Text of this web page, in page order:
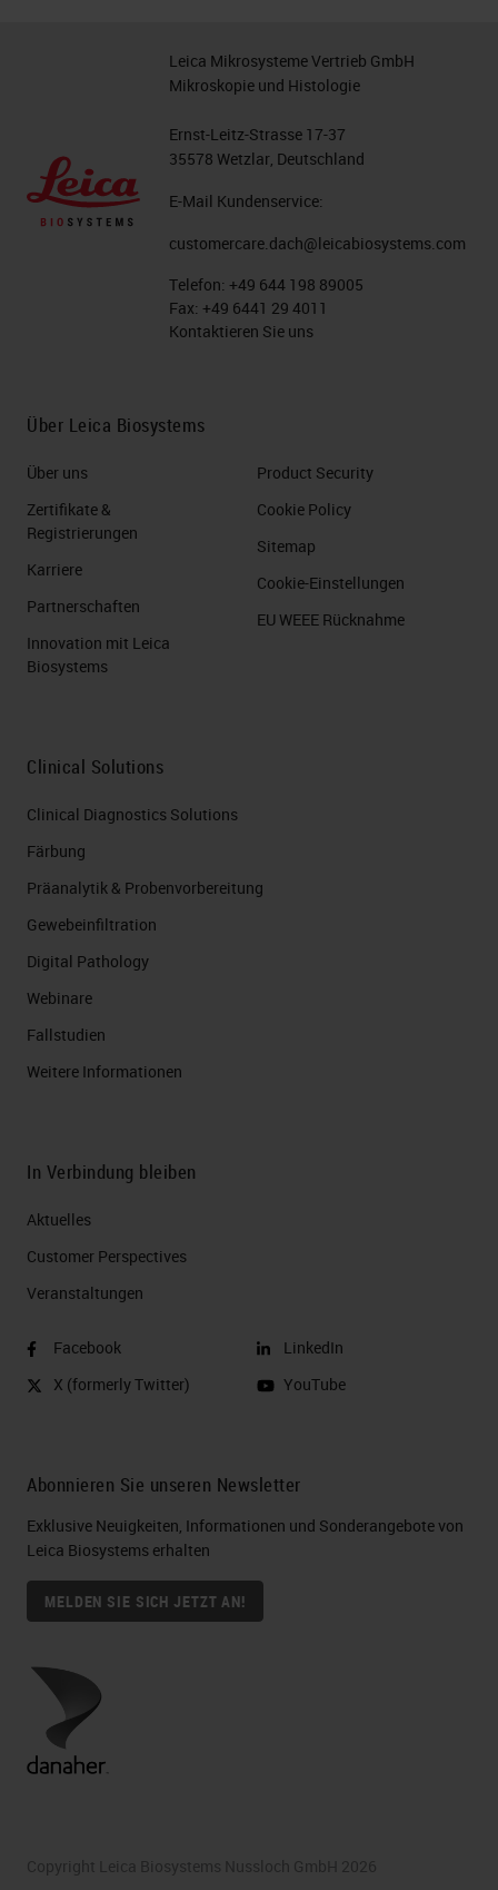
Leica Mikrosysteme Vertrieb GmbH
Mikroskopie und Histologie
Ernst-Leitz-Strasse 17-37
35578 Wetzlar, Deutschland
E-Mail Kundenservice:
customercare.dach@leicabiosystems.com
Telefon: +49 644 198 89005
Fax: +49 6441 29 4011
Kontaktieren Sie uns
Über Leica Biosystems
Über uns
Zertifikate &
Registrierungen
Karriere
Partnerschaften
Innovation mit Leica
Biosystems
Product Security
Cookie Policy
Sitemap
Cookie-Einstellungen
EU WEEE Rücknahme
Clinical Solutions
Clinical Diagnostics Solutions
Färbung
Präanalytik & Probenvorbereitung
Gewebeinfiltration
Digital Pathology
Webinare
Fallstudien
Weitere Informationen
In Verbindung bleiben
Aktuelles
Customer Perspectives​
Veranstaltungen
Facebook
X (formerly Twitter)
LinkedIn
YouTube
Abonnieren Sie unseren Newsletter
Exklusive Neuigkeiten, Informationen und Sonderangebote von
Leica Biosystems erhalten
MELDEN SIE SICH JETZT AN!
Copyright Leica Biosystems Nussloch GmbH 2026